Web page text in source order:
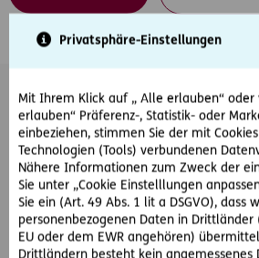
Privatsphäre-Einstellungen
Mit Ihrem Klick auf „ Alle erlauben“ oder
erlauben“ Präferenz-, Statistik- oder
einbeziehen, stimmen Sie der mit
Technologien (Tools) verbundenen
Nähere Informationen zum Zweck der
Sie unter „Cookie Einstelllungen
Sie ein (Art. 49 Abs. 1 lit a DSGVO), dass
personenbezogenen Daten in Drittländer
EU oder dem EWR angehören)
Drittländern besteht kein angemessenes
Veranlagung
Unsere Produkte für die
nur steuerliche Vorteile. Mit Beträgen